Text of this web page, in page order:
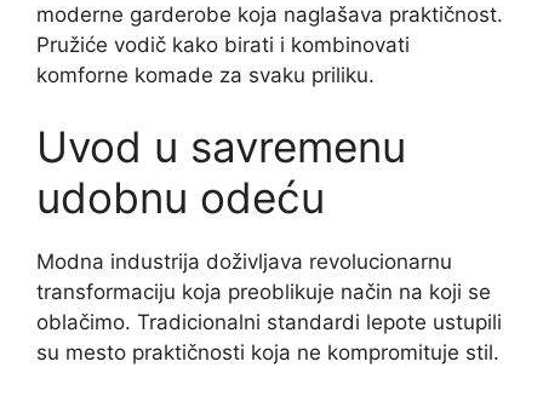
moderne garderobe koja naglašava praktičnost.
Pružiće vodič kako birati i kombinovati
komforne komade za svaku priliku.
Uvod u savremenu
udobnu odeću
Modna industrija doživljava revolucionarnu
transformaciju koja preoblikuje način na koji se
oblačimo. Tradicionalni standardi lepote ustupili
su mesto praktičnosti koja ne kompromituje stil.